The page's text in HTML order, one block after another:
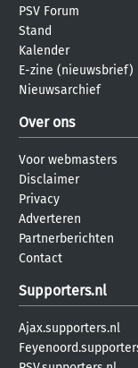
PSV Forum
Stand
Kalender
E-zine (nieuwsbrief)
Nieuwsarchief
Over ons
Voor webmasters
Disclaimer
Privacy
Adverteren
Partnerberichten
Contact
Supporters.nl
Ajax.supporters.nl